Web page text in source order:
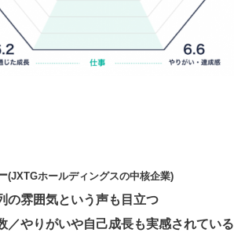
(JXTGホールディングスの中核企業)
の雰囲気という声も目立つ
／やりがいや自己成長も実感されている